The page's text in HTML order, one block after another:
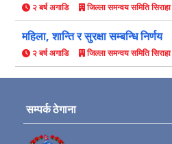
२ बर्ष अगाडि जिल्ला समन्वय समिति सिराहा
महिला, शान्ति र सुरक्षा सम्बन्धि निर्णय
२ बर्ष अगाडि जिल्ला समन्वय समिति सिराहा
सम्पर्क ठेगाना